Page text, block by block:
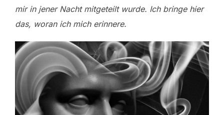
mir in jener Nacht mitgeteilt wurde. Ich bringe hier
das, woran ich mich erinnere.